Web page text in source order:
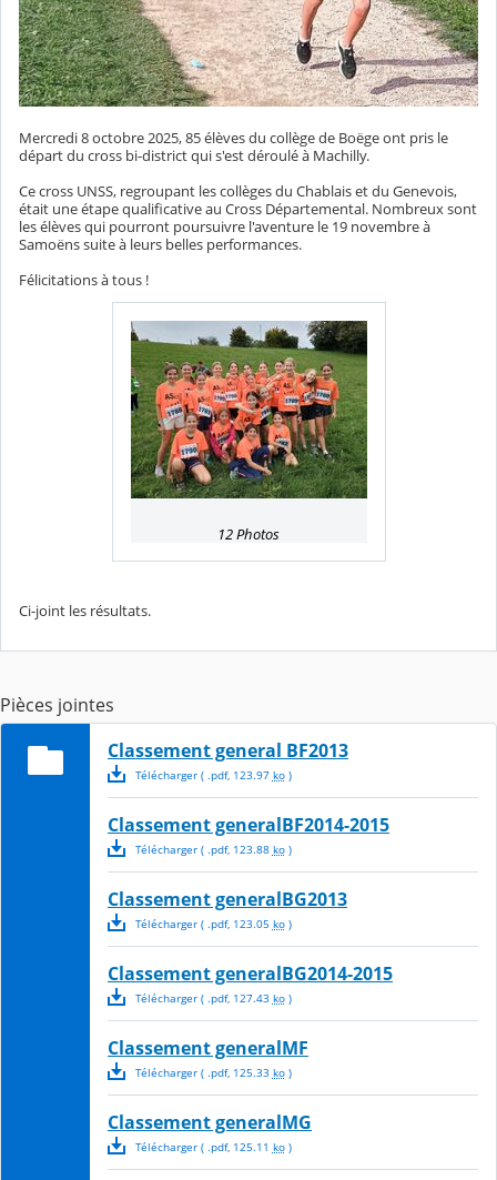
Mercredi 8 octobre 2025, 85 élèves du collège de Boëge ont pris le
départ du cross bi-district qui s'est déroulé à Machilly.
Ce cross UNSS, regroupant les collèges du Chablais et du Genevois,
était une étape qualificative au Cross Départemental. Nombreux sont
les élèves qui pourront poursuivre l'aventure le 19 novembre à
Samoëns suite à leurs belles performances.
Félicitations à tous !
12 Photos
Ci-joint les résultats.
Pièces jointes
Classement general BF2013
Télécharger( .pdf, 123.97 ko)
Classement generalBF2014-2015
Télécharger( .pdf, 123.88 ko)
Classement generalBG2013
Télécharger( .pdf, 123.05 ko)
Classement generalBG2014-2015
Télécharger( .pdf, 127.43 ko)
Classement generalMF
Télécharger( .pdf, 125.33 ko)
Classement generalMG
Télécharger( .pdf, 125.11 ko)